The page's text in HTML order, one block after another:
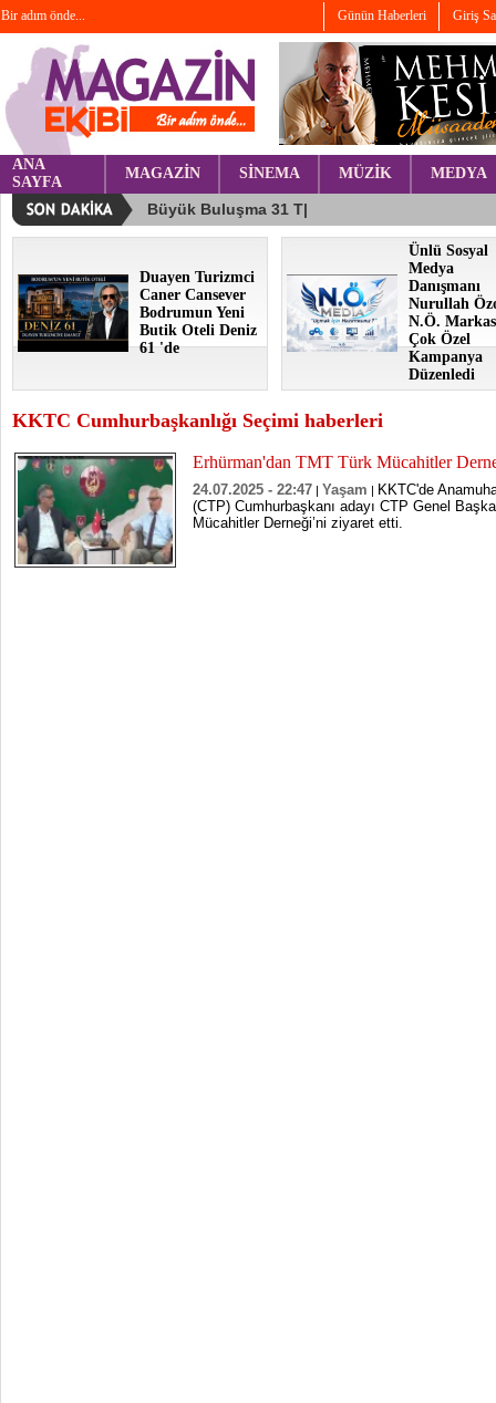
Bir adım önde... Günün Haberleri Giriş
ANA
SAYFA
MAGAZİN SİNEMA MÜZİK MEDYA
Duayen Turizmci
Caner Cansever
Bodrumun Yeni
Butik Oteli Deniz
61 'de
Ünlü Sosyal
Medya
Danışmanı
Nurullah
N.Ö.
Çok Özel
Kampanya
Düzenledi
KKTC Cumhurbaşkanlığı Seçimi haberleri
Erhürman'dan TMT Türk Mücahitler
24.07.2025 - 22:47 | Yaşam | KKTC'de
(CTP) Cumhurbaşkanı adayı CTP Genel
Mücahitler Derneği’ni ziyaret etti.